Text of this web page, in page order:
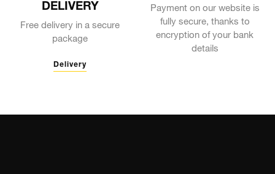
DELIVERY
Free delivery in a secure
package
Delivery
Payment on our website is
fully secure, thanks to
encryption of your bank
details